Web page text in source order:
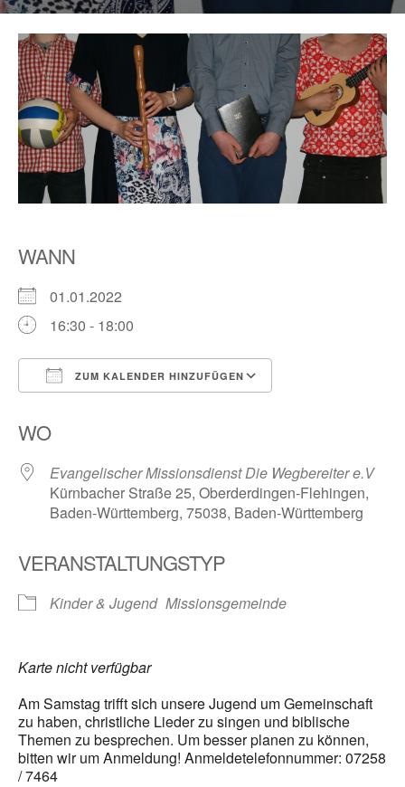
WANN
01.01.2022
16:30 - 18:00
ZUM KALENDER HINZUFÜGEN
WO
Evangelischer Missionsdienst Die Wegbereiter e.V
Kürnbacher Straße 25, Oberderdingen-Flehingen,
Baden-Württemberg, 75038, Baden-Württemberg
VERANSTALTUNGSTYP
Kinder & Jugend Missionsgemeinde
Karte nicht verfügbar
Am Samstag trifft sich unsere Jugend um Gemeinschaft
zu haben, christliche Lieder zu singen und biblische
Themen zu besprechen. Um besser planen zu können,
bitten wir um Anmeldung! Anmeldetelefonnummer: 07258
/ 7464